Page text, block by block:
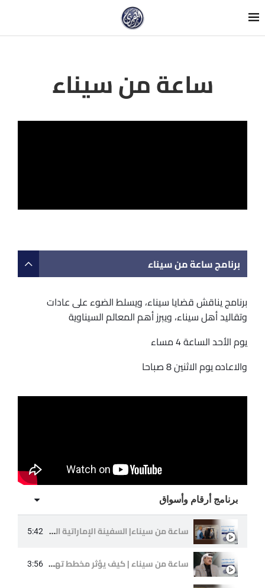
ساعة من سيناء
برنامج ساعة من سيناء
برنامج يناقش قضايا سيناء، ويسلط الضوء على عادات
وتقاليد أهل سيناء، ويبرز أهم المعالم السيناوية
يوم الأحد الساعة 4 مساء
والاعاده يوم الاثنين 8 صباحا
برنامج أرقام وأسواق
ساعة من سيناء| السفينة الإماراتية السادسة تصل شمال سيناء.. دعم متواصل لغزة! 5:42
ساعة من سيناء | كيف يؤثر مخطط تهجير الفلسطينيين على القضية؟ وما هو موقف مصر؟ 3:56